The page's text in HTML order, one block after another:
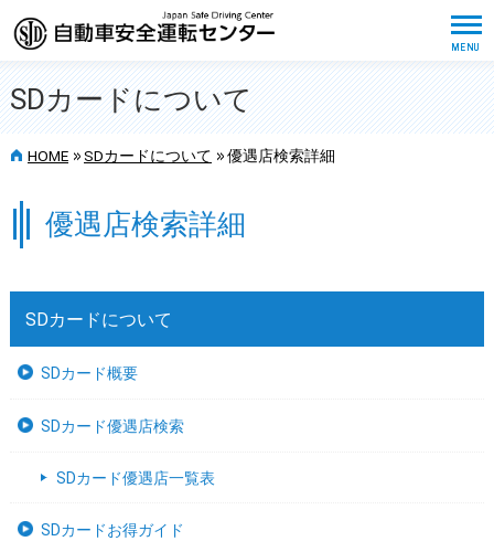
SDカードについて
HOME >> SDカードについて >> 優遇店検索詳細
優遇店検索詳細
SDカードについて
SDカード概要
SDカード優遇店検索
SDカード優遇店一覧表
SDカードお得ガイド